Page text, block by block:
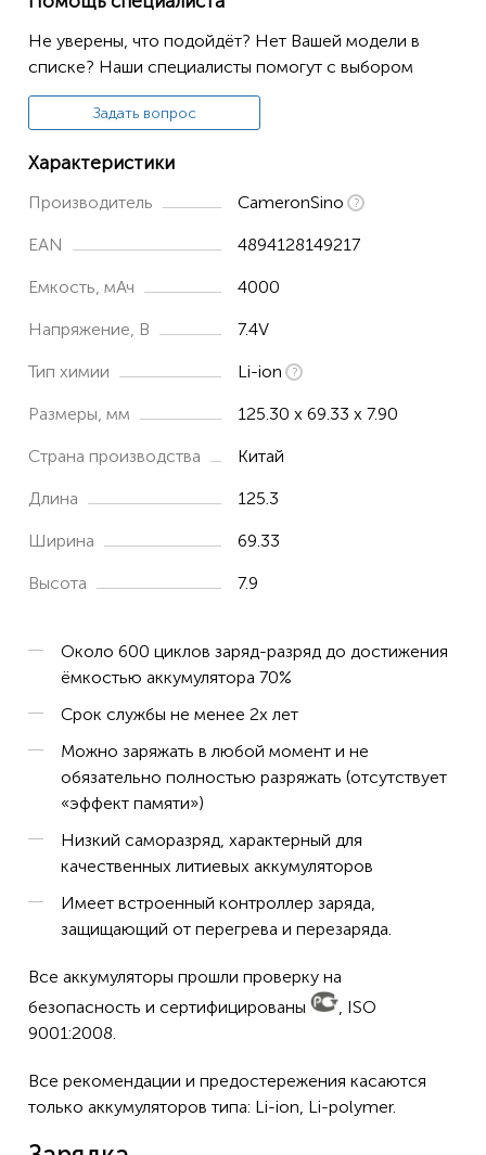
Не уверены, что подойдёт? Нет Вашей модели в
списке? Наши специалисты помогут с выбором
Задать вопрос
Характеристики
Производитель CameronSino
EAN 4894128149217
Емкость, мАч 4000
Напряжение, В 7.4V
Тип химии Li-ion
Размеры, мм 125.30 x 69.33 x 7.90
Страна производства Китай
Длина 125.3
Ширина 69.33
Высота 7.9
Около 600 циклов заряд-разряд до достижения
ёмкостью аккумулятора 70%
Срок службы не менее 2х лет
Можно заряжать в любой момент и не
обязательно полностью разряжать (отсутствует
«эффект памяти»)
Низкий саморазряд, характерный для
качественных литиевых аккумуляторов
Имеет встроенный контроллер заряда,
защищающий от перегрева и перезаряда.
Все аккумуляторы прошли проверку на
безопасность и сертифицированы
, ISO
9001:2008.
Все рекомендации и предостережения касаются
только аккумуляторов типа: Li-ion, Li-polymer.